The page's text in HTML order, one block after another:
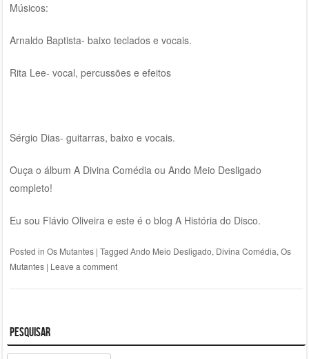
Músicos:
Arnaldo Baptista- baixo teclados e vocais.
Rita Lee- vocal, percussões e efeitos
Sérgio Dias- guitarras, baixo e vocais.
Ouça o álbum A Divina Comédia ou Ando Meio Desligado
completo!
Eu sou Flávio Oliveira e este é o blog A História do Disco.
Posted in Os Mutantes | Tagged Ando Meio Desligado, Divina Comédia, Os
Mutantes | Leave a comment
Pesquisar